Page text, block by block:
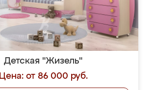
Детская "Жизель"
Цена: от 86 000 руб.